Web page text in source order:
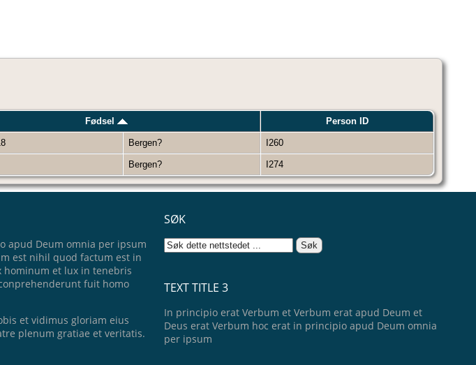
Fødsel Person ID
Bergen? I260
Bergen? I274
apud Deum omnia per ipsum
est nihil quod factum est in
hominum et lux in tenebris
fuit homo
et vidimus gloriam eius
plenum gratiae et veritatis.
SØK
TEXT TITLE 3
In principio erat Verbum et Verbum erat apud Deum et
Deus erat Verbum hoc erat in principio apud Deum omnia
per ipsum